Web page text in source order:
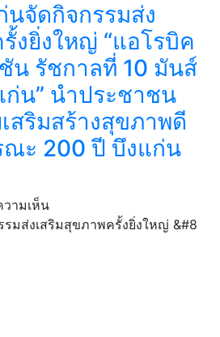
จัดกิจกรรมส่ง
งยิ่งใหญ่ “แอโรบิค
น รัชกาลที่ 10 มันส์
น” นำประชาชน
สริมสร้างสุขภาพดี
ะ 200 ปี บึงแก่น
ามเห็น
มส่งเสริมสุขภาพครั้งยิ่งใหญ่ &#8